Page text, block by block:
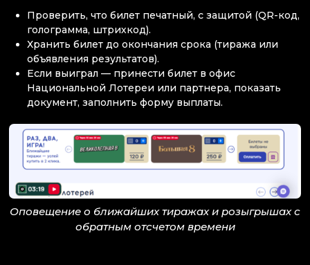
Проверить, что билет печатный, с защитой (QR-код,
голограмма, штрихкод).
Хранить билет до окончания срока (тиража или
объявления результатов).
Если выиграл — принести билет в офис
Национальной Лотереи или партнера, показать
документ, заполнить форму выплаты.
Оповещение о ближайших тиражах и розыгрышах с
обратным отсчетом времени